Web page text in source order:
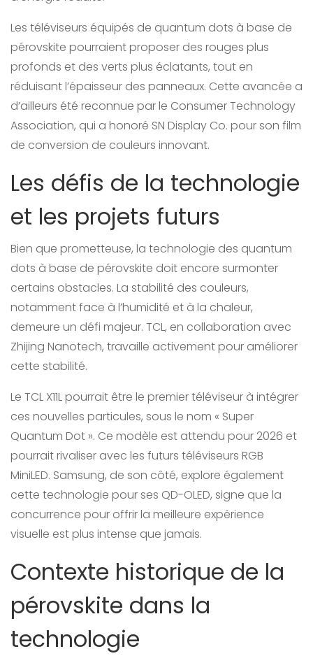
Les téléviseurs équipés de quantum dots à base de
pérovskite pourraient proposer des rouges plus
profonds et des verts plus éclatants, tout en
réduisant l’épaisseur des panneaux. Cette avancée a
d’ailleurs été reconnue par le Consumer Technology
Association, qui a honoré SN Display Co. pour son film
de conversion de couleurs innovant.
Les défis de la technologie
et les projets futurs
Bien que prometteuse, la technologie des quantum
dots à base de pérovskite doit encore surmonter
certains obstacles. La stabilité des couleurs,
notamment face à l’humidité et à la chaleur,
demeure un défi majeur. TCL, en collaboration avec
Zhijing Nanotech, travaille activement pour améliorer
cette stabilité.
Le TCL X11L pourrait être le premier téléviseur à intégrer
ces nouvelles particules, sous le nom « Super
Quantum Dot ». Ce modèle est attendu pour 2026 et
pourrait rivaliser avec les futurs téléviseurs RGB
MiniLED. Samsung, de son côté, explore également
cette technologie pour ses QD-OLED, signe que la
concurrence pour offrir la meilleure expérience
visuelle est plus intense que jamais.
Contexte historique de la
pérovskite dans la
technologie